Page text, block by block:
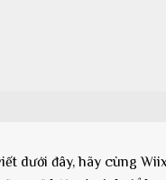
dưới đây, hãy cùng